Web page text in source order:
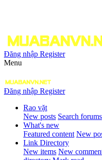
Đăng nhập Register
Menu
Đăng nhập Register
Rao vặt
New posts Search forums
What's new
Featured content New
Link Directory
New items New